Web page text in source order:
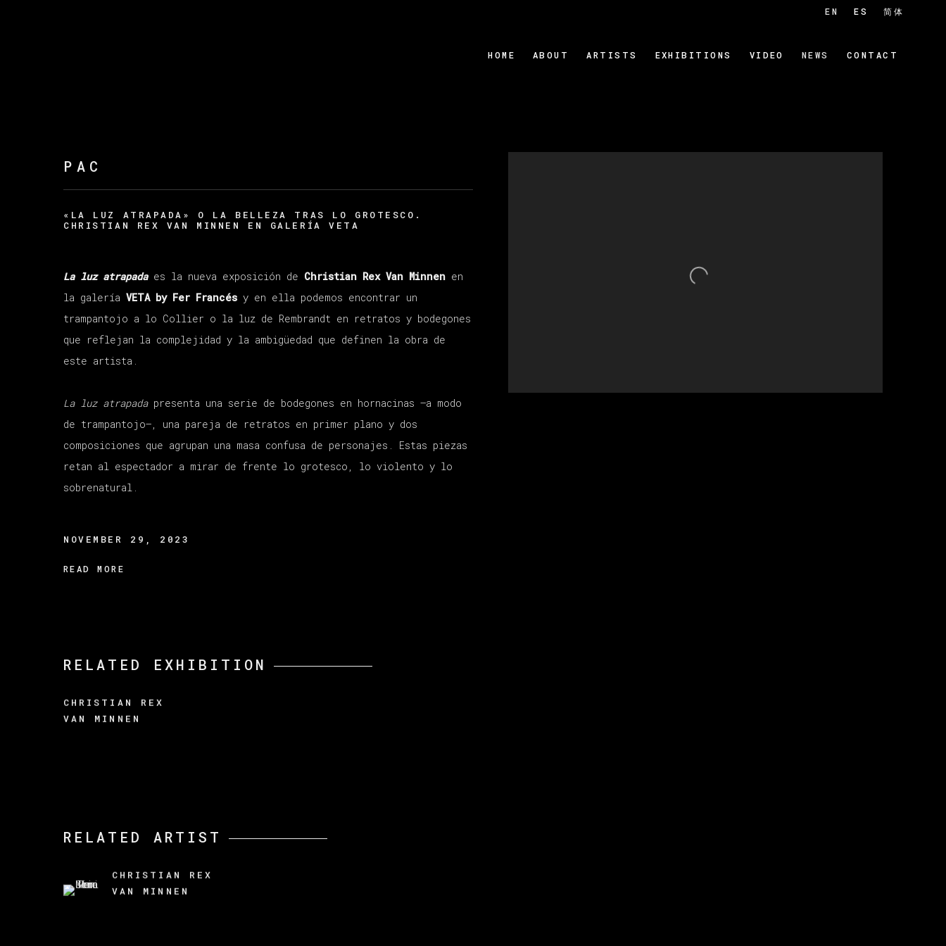
HOME ABOUT ARTISTS EXHIBITIONS VIDEO NEWS CONTACT
EN ES 简体
PAC
«LA LUZ ATRAPADA» O LA BELLEZA TRAS LO GROTESCO.
CHRISTIAN REX VAN MINNEN EN GALERÍA VETA
La luz atrapadaes la nueva exposición de Christian Rex Van Minnen en
la galería VETA by Fer Francés y en ella podemos encontrar un
trampantojo a lo Collier o la luz de Rembrandt en retratos y bodegones
que reflejan la complejidad y la ambigüedad que definen la obra de
este artista.
La luz atrapadapresenta una serie de bodegones en hornacinas –a modo
de trampantojo–, una pareja de retratos en primer plano y dos
composiciones que agrupan una masa confusa de personajes. Estas piezas
retan al espectador a mirar de frente lo grotesco, lo violento y lo
sobrenatural.
NOVEMBER 29, 2023
READ MORE
RELATED EXHIBITION
CHRISTIAN REX
VAN MINNEN
RELATED ARTIST
CHRISTIAN REX
VAN MINNEN